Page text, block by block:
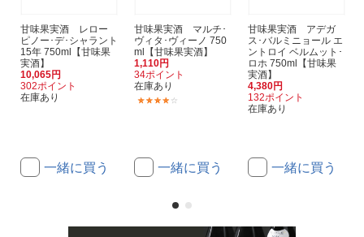
甘味果実酒 レロー
ピノー･デ･シャラント
15年 750ml【甘味果
実酒】
10,065円
302ポイント
在庫あり
一緒に買う
甘味果実酒 マルチ･
ヴィタ･ヴィーノ 750
ml【甘味果実酒】
1,110円
34ポイント
在庫あり
一緒に買う
甘味果実酒 アデガ
ス･バルミニョール エ
ントロイ ベルムット･
ロホ 750ml【甘味果
実酒】
4,380円
132ポイント
在庫あり
一緒に買う